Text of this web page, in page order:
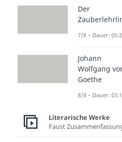
geht
eigenen
Studyflix
Der
7/8 – Dauer:
Johann
Wolfgang
Goethe
8/8 – Dauer:
Literarische Werke
Faust